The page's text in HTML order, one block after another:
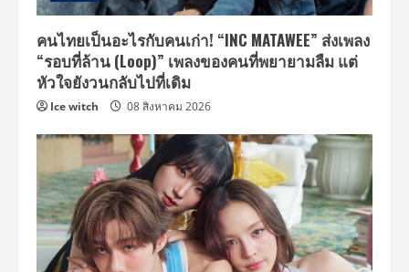
คนไทยเป็นอะไรกับคนเก่า! “INC MATAWEE” ส่งเพลง
“รอบที่ล้าน (Loop)” เพลงของคนที่พยายามลืม แต่
หัวใจยังวนกลับไปที่เดิม
Ice witch 08 สิงหาคม 2026